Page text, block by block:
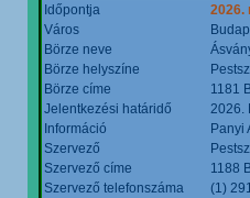
Időpontja
2026.
Város
Börze neve
Börze helyszíne
Börze címe
1181
Jelentkezési határidő
2026.
Információ
Panyi
Szervező
Szervező címe
1188
Szervező telefonszáma
(1)